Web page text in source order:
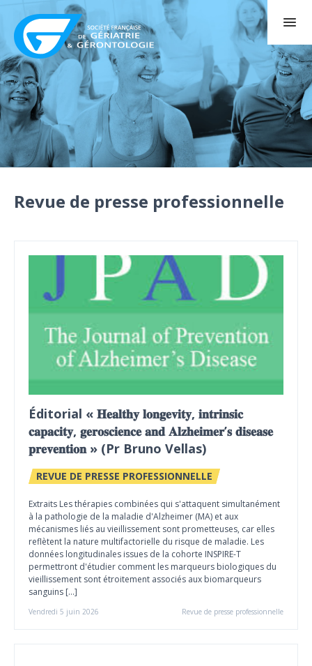
Revue de presse professionnelle
Éditorial « 𝐇𝐞𝐚𝐥𝐭𝐡𝐲 𝐥𝐨𝐧𝐠𝐞𝐯𝐢𝐭𝐲, 𝐢𝐧𝐭𝐫𝐢𝐧𝐬𝐢𝐜
𝐜𝐚𝐩𝐚𝐜𝐢𝐭𝐲, 𝐠𝐞𝐫𝐨𝐬𝐜𝐢𝐞𝐧𝐜𝐞 𝐚𝐧𝐝 𝐀𝐥𝐳𝐡𝐞𝐢𝐦𝐞𝐫’𝐬 𝐝𝐢𝐬𝐞𝐚𝐬𝐞
𝐩𝐫𝐞𝐯𝐞𝐧𝐭𝐢𝐨𝐧 » (Pr Bruno Vellas)
REVUE DE PRESSE PROFESSIONNELLE
Extraits Les thérapies combinées qui s'attaquent simultanément
à la pathologie de la maladie d'Alzheimer (MA) et aux
mécanismes liés au vieillissement sont prometteuses, car elles
reflètent la nature multifactorielle du risque de maladie. Les
données longitudinales issues de la cohorte INSPIRE-T
permettront d'étudier comment les marqueurs biologiques du
vieillissement sont étroitement associés aux biomarqueurs
sanguins […]
Vendredi 5 juin 2026 Revue de presse professionnelle